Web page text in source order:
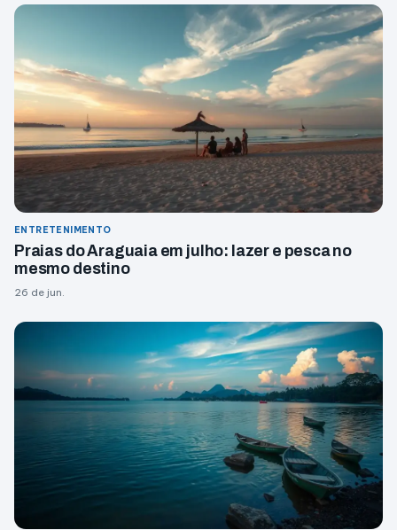
ENTRETENIMENTO
Praias do Araguaia em julho: lazer e pesca no
mesmo destino
26 de jun.